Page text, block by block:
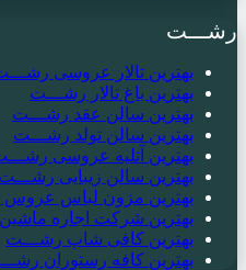
رشـــت
بهترین تالار عروسی
بهترین باغ تالار رشـــت
بهترین سالن عقد رشـــت
بهترین سالن تولد رشـــت
بهترین آتلیه عروسی
بهترین سالن زیبایی رشـــت
بهترین مزون لباس عروس
بهترین شرکت اجاره
بهترین کافی شاپ رشـــت
بهترین کافه رستوران